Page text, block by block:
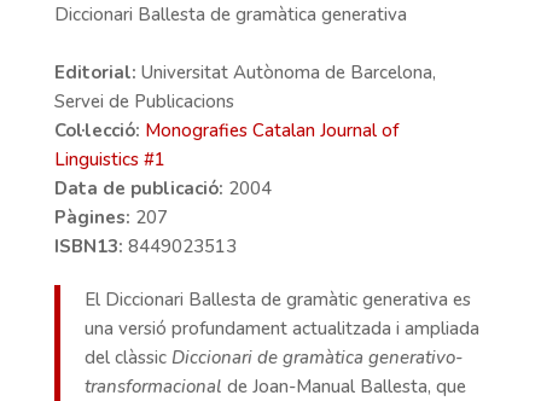
Diccionari Ballesta de gramàtica generativa
Editorial: Universitat Autònoma de Barcelona,
Servei de Publicacions
Col·lecció: Monografies Catalan Journal of
Linguistics #1
Data de publicació: 2004
Pàgines: 207
ISBN13: 8449023513
El Diccionari Ballesta de gramàtic generativa es
una versió profundament actualitzada i ampliada
del clàssic Diccionari de gramàtica generativo-
transformacional de Joan-Manual Ballesta, que